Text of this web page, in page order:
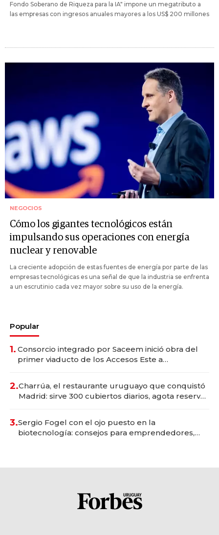
Fondo Soberano de Riqueza para la IA" impone un megatributo a
las empresas con ingresos anuales mayores a los US$ 200 millones
NEGOCIOS
Cómo los gigantes tecnológicos están
impulsando sus operaciones con energía
nuclear y renovable
La creciente adopción de estas fuentes de energía por parte de las
empresas tecnológicas es una señal de que la industria se enfrenta
a un escrutinio cada vez mayor sobre su uso de la energía.
Popular
1. Consorcio integrado por Saceem inició obra del
primer viaducto de los Accesos Este a
2.Charrúa, el restaurante uruguayo que conquistó
Madrid: sirve 300 cubiertos diarios, agota reservas
3.Sergio Fogel con el ojo puesto en la
biotecnología: consejos para emprendedores,